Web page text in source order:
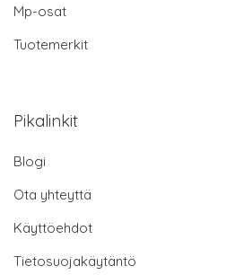
Mp-osat
Tuotemerkit
Pikalinkit
Blogi
Ota yhteyttä
Käyttöehdot
Tietosuojakäytäntö